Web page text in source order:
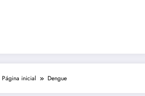
Página inicial Dengue